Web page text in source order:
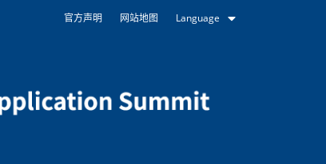
官方声明 网站地图 Language